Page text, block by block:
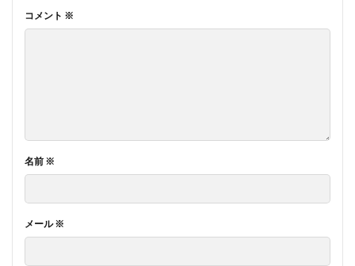
コメント ※
名前 ※
メール※